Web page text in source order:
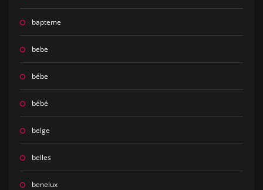
bapteme
bebe
bébe
bébé
belge
belles
benelux